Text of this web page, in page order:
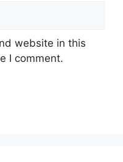
website in this
I comment.